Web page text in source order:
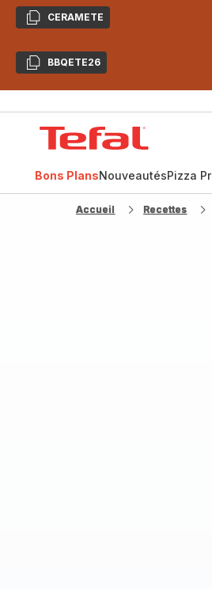
CopierCERAMETE
CopierBBQETE26
Bons PlansNouveautésPizza
Accueil Recettes